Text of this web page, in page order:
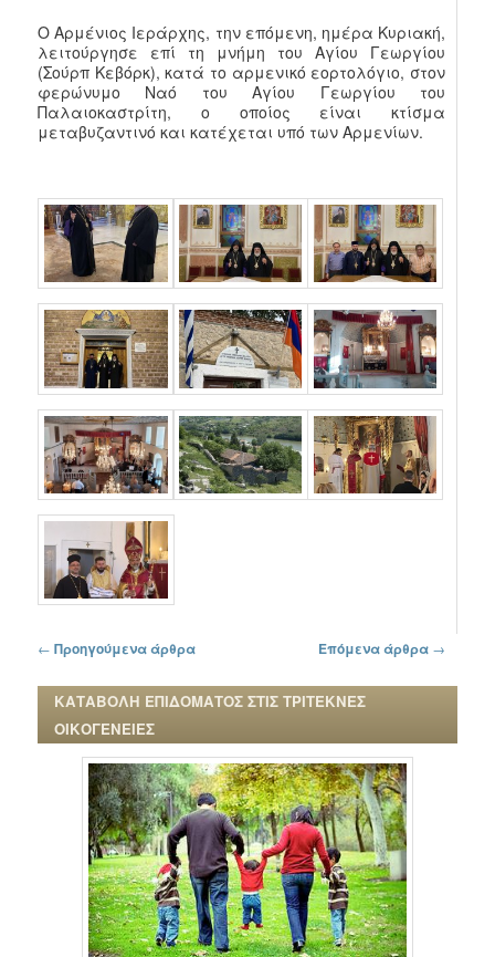
Ο Αρμένιος Ιεράρχης, την επόμενη, ημέρα Κυριακή,
λειτούργησε επί τη μνήμη του Αγίου Γεωργίου
(Σούρπ Κεβόρκ), κατά το αρμενικό εορτολόγιο, στον
φερώνυμο Ναό του Αγίου Γεωργίου του
Παλαιοκαστρίτη, ο οποίος είναι κτίσμα
μεταβυζαντινό και κατέχεται υπό των Αρμενίων.
Πλοήγηση στα άρθρα
← Προηγούμενα άρθρα Επόμενα άρθρα →
ΚΑΤΑΒΟΛΗ ΕΠΙΔΟΜΑΤΟΣ ΣΤΙΣ ΤΡΙΤΕΚΝΕΣ
ΟΙΚΟΓΕΝΕΙΕΣ